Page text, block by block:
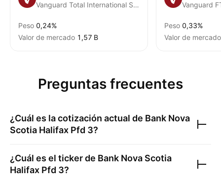
Vanguard Total International Stock ETF
Peso 0,24%
Valor de mercado ‪1,57 B‬
Peso 0,33%
Valor de mercado
Preguntas frecuentes
¿Cuál es la cotización actual de Bank Nova
Scotia Halifax Pfd 3?
¿Cuál es el ticker de Bank Nova Scotia
Halifax Pfd 3?